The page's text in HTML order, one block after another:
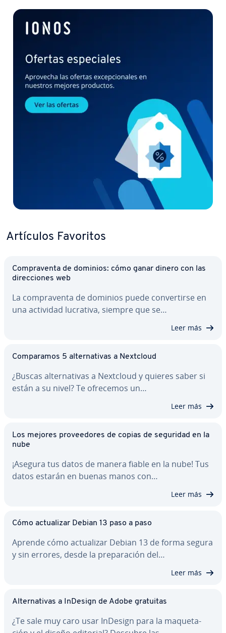
Artículos Favoritos
Co­m­pra­ve­n­ta de dominios: cómo ganar dinero con las
di­re­c­cio­nes web
La co­m­pra­ve­n­ta de dominios puede co­n­ve­r­ti­r­se en
una actividad lucrativa, siempre que se…
Leer más
Co­m­pa­ra­mos 5 al­te­r­na­ti­vas a Nextcloud
¿Buscas al­te­r­na­ti­vas a Nextcloud y quieres saber si
están a su nivel? Te ofrecemos un…
Leer más
Los mejores pro­vee­do­res de copias de seguridad en la
nube
¡Asegura tus datos de manera fiable en la nube! Tus
datos estarán en buenas manos con…
Leer más
Cómo ac­tua­li­zar Debian 13 paso a paso
Aprende cómo ac­tua­li­zar Debian 13 de forma segura
y sin errores, desde la pre­pa­ra­ción del…
Leer más
Al­te­r­na­ti­vas a InDesign de Adobe gratuitas
¿Te sale muy caro usar InDesign para la ma­que­ta­